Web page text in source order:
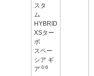
スタ
ム
HYBRID
XSター
ボ
スペー
シア ギ
ア※6